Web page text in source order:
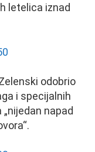
letelica iznad
odobrio
i specijalnih
napad